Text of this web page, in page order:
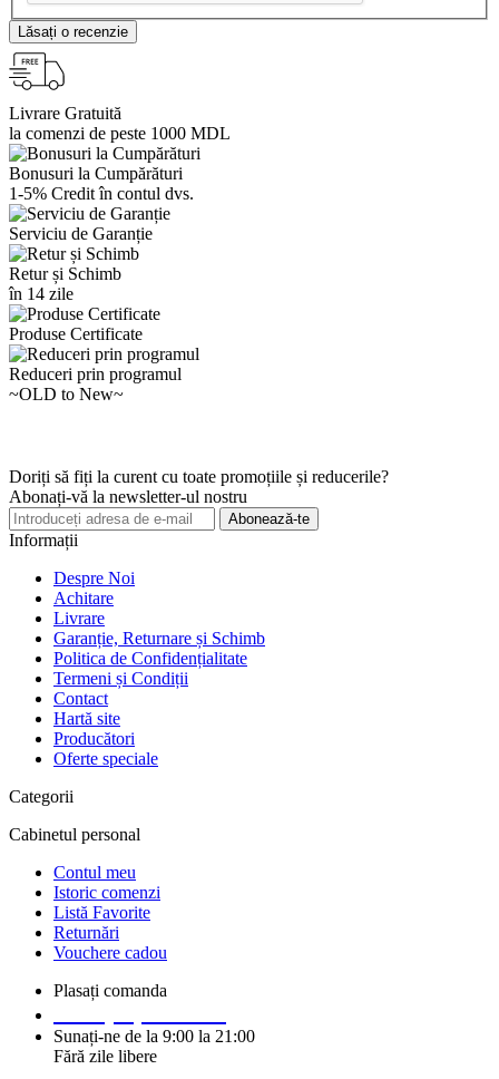
Lăsați o recenzie
Livrare Gratuită
la comenzi de peste 1000 MDL
Bonusuri la Cumpărături
1-5% Credit în contul dvs.
Serviciu de Garanție
Retur și Schimb
în 14 zile
Produse Certificate
Reduceri prin programul
~OLD to New~
Doriți să fiți la curent cu toate promoțiile și reducerile?
Abonați-vă la newsletter-ul nostru
Abonează-te
Informații
Despre Noi
Achitare
Livrare
Garanție, Returnare și Schimb
Politica de Confidențialitate
Termeni și Condiții
Contact
Hartă site
Producători
Oferte speciale
Categorii
Cabinetul personal
Contul meu
Istoric comenzi
Listă Favorite
Returnări
Vouchere cadou
Plasați comanda
Sunați-ne de la 9:00 la 21:00
Fără zile libere